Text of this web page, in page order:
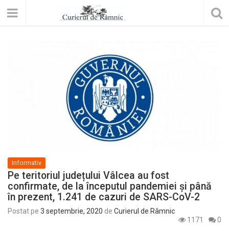
Informativ
Pe teritoriul județului Vâlcea au fost
confirmate, de la începutul pandemiei și până
în prezent, 1.241 de cazuri de SARS-CoV-2
Postat pe 3 septembrie, 2020 de Curierul de Râmnic
1171
0